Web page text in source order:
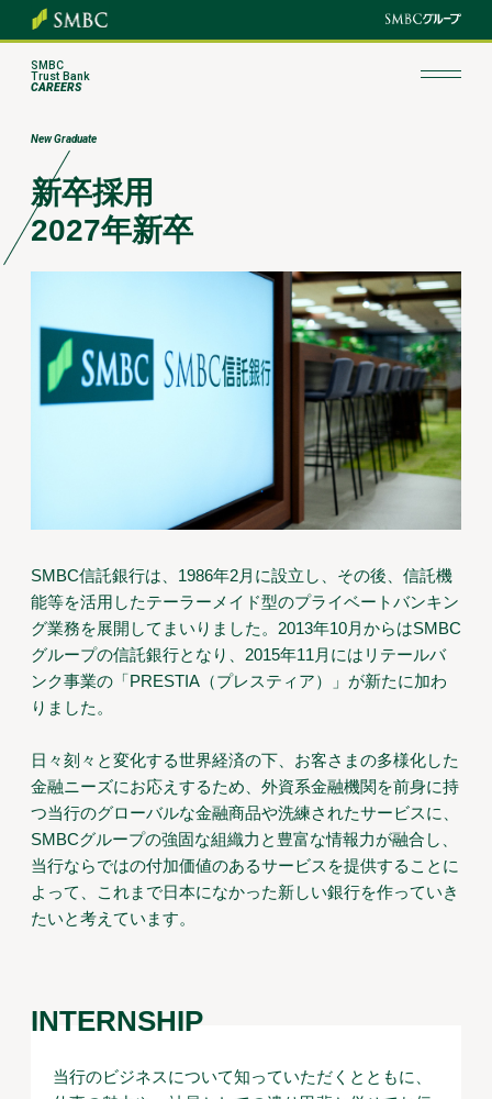
SMBC
Trust Bank
CAREERS
New Graduate
新卒採用
2027年新卒
SMBC信託銀行は、1986年2月に設立し、その後、信託機
能等を活用したテーラーメイド型のプライベートバンキン
グ業務を展開してまいりました。2013年10月からはSMBC
グループの信託銀行となり、2015年11月にはリテールバ
ンク事業の「PRESTIA（プレスティア）」が新たに加わ
りました。
日々刻々と変化する世界経済の下、お客さまの多様化した
金融ニーズにお応えするため、外資系金融機関を前身に持
つ当行のグローバルな金融商品や洗練されたサービスに、
SMBCグループの強固な組織力と豊富な情報力が融合し、
当行ならではの付加価値のあるサービスを提供することに
よって、これまで日本になかった新しい銀行を作っていき
たいと考えています。
INTERNSHIP
当行のビジネスについて知っていただくとともに、